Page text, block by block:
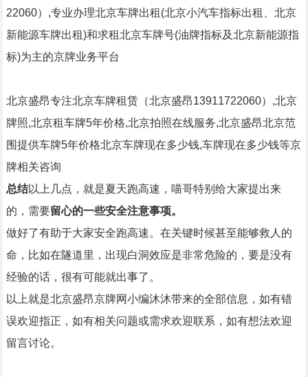
22060）,专业办理北京车牌出租(北京小汽车指标出租、北京
新能源车牌出租)和求租北京车牌号(油牌指标及北京新能源指
标)为主的京牌业务平台
北京盛昂专注北京车牌租赁（北京盛昂13911722060）,北京
牌照,北京租车牌5年价格,北京拍照在线服务,北京盛昂北京范
围提供车牌5年价格北京车牌现在多少钱,车牌现在多少钱等京
牌相关咨询
总结以上几点，就是夏天跑高速，喵哥特别给大家提出来
的，需要留心的一些安全注意事项。
做好了有助于大家安全跑高速。在关键时候甚至能够救人的
命，比如在隧道里，出现白洞效应是非常危险的，要是没有
经验的话，很有可能就出事了。
以上就是北京盛昂京牌网小编沐沐带来的全部信息，如有错
误欢迎指正，如有相关问题或需求欢迎联系，如有想法欢迎
留言讨论。